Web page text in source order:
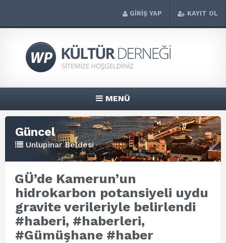
GİRİŞ YAP KAYIT OL
MENÜ
Güncel
Unlupinar Beldesi
GÜ’de Kamerun’un
hidrokarbon potansiyeli uydu
gravite verileriyle belirlendi
#haberi, #haberleri,
#Gümüşhane #haber